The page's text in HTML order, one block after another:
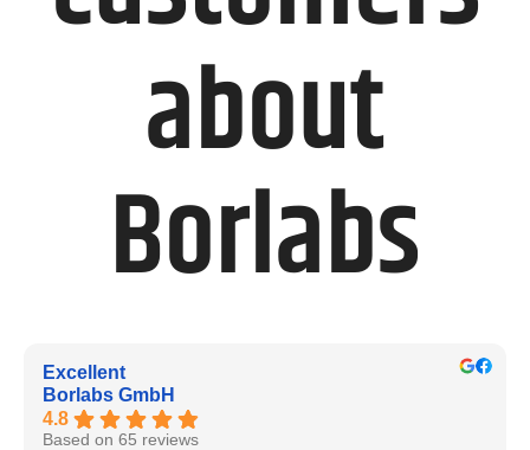
about
Borlabs
Excellent
Borlabs GmbH
4.8
Based on 65 reviews